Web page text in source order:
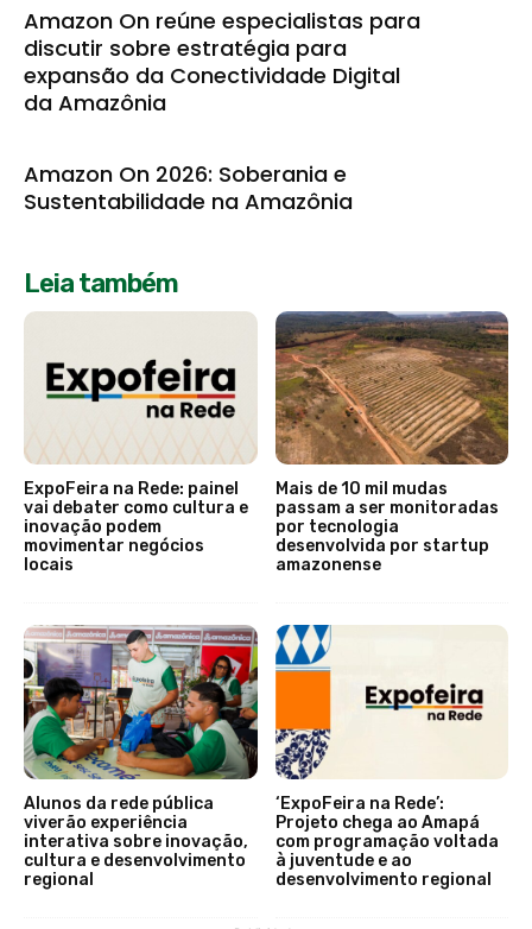
Amazon On reúne especialistas para
discutir sobre estratégia para
expansão da Conectividade Digital
da Amazônia
Amazon On 2026: Soberania e
Sustentabilidade na Amazônia
Leia também
ExpoFeira na Rede: painel
vai debater como cultura e
inovação podem
movimentar negócios
locais
Mais de 10 mil mudas
passam a ser monitoradas
por tecnologia
desenvolvida por startup
amazonense
Alunos da rede pública
viverão experiência
interativa sobre inovação,
cultura e desenvolvimento
regional
‘ExpoFeira na Rede’:
Projeto chega ao Amapá
com programação voltada
à juventude e ao
desenvolvimento regional